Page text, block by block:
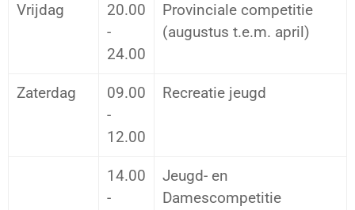
Vrijdag
20.00
-
24.00
Provinciale competitie
(augustus t.e.m. april)
Zaterdag
09.00
-
12.00
Recreatie jeugd
14.00
-
Jeugd- en
Damescompetitie